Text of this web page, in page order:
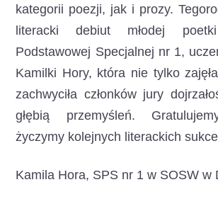
kategorii poezji, jak i prozy.
literacki debiut młodej
Podstawowej Specjalnej nr 1,
Kamilki Hory, która nie tylko
zachwyciła członków jury
głębią przemyśleń.
życzymy kolejnych literackich
Kamila Hora, SPS nr 1 w SOSW w